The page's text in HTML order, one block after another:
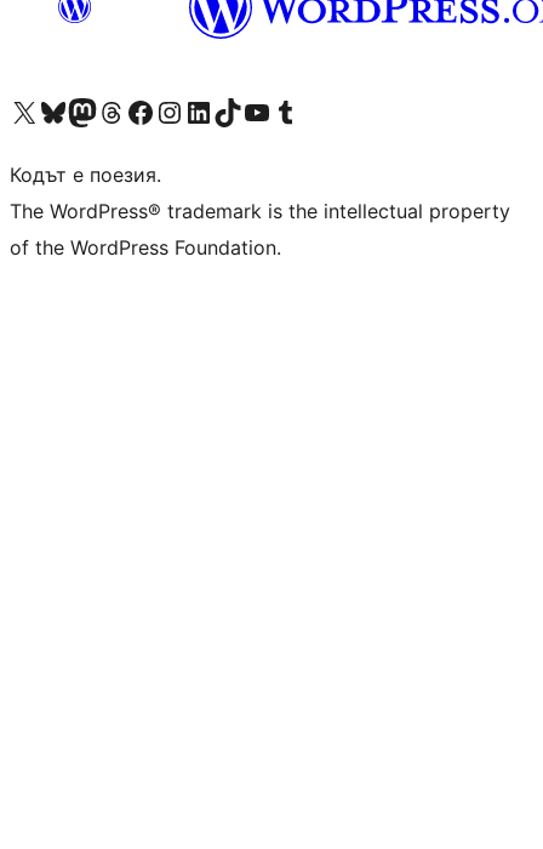
Visit our X (formerly Twitter) account
Visit our Bluesky account
Visit our Mastodon account
Visit our Threads account
Посетете нашата страница във Facebook
Посетете нашия профил в Instagram
Посетете нашия профил в LinkedIn
Visit our TikTok account
Visit our YouTube channel
Visit our Tumblr account
Кодът е поезия.
The WordPress® trademark is the intellectual property
of the WordPress Foundation.